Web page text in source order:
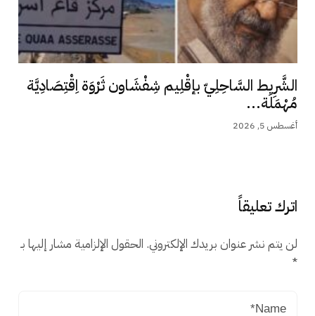
الشَّرِيط السَّاحِلِيّ بإقْلِيم شِفْشَاون ثَرْوَة اِقْتِصَادِيَّة
مُهْمَلَة...
أغسطس 5, 2026
اترك تعليقاً
لن يتم نشر عنوان بريدك الإلكتروني. الحقول الإلزامية مشار إليها بـ
*